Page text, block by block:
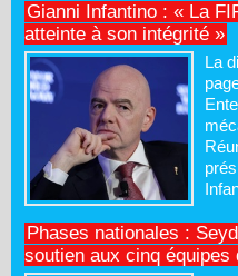
Gianni Infantino : « La
atteinte à son intégrité »
La
Phases nationales :
soutien aux cinq équipes